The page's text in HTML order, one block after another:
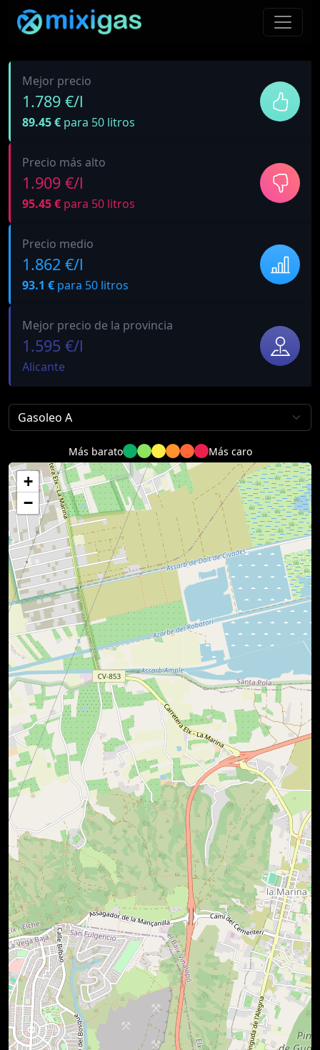
Mejor precio
1.789 €/l
89.45 € para 50 litros
Precio más alto
1.909 €/l
95.45 € para 50 litros
Precio medio
1.862 €/l
93.1 € para 50 litros
Mejor precio de la provincia
1.595 €/l
Alicante
Más barato Más caro
+
−